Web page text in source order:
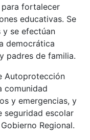
fortalecer
educativas. Se
se efectúan
democrática
padres de familia.
Autoprotección
comunidad
y emergencias, y
seguridad escolar
Regional.